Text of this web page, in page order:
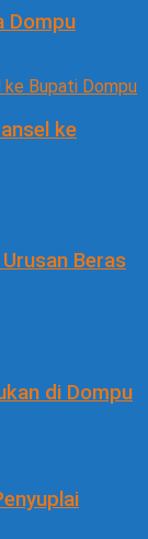
Dompu
ke
Beras
di Dompu